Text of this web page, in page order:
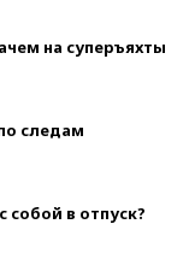
на суперъяхты
следам
в отпуск?